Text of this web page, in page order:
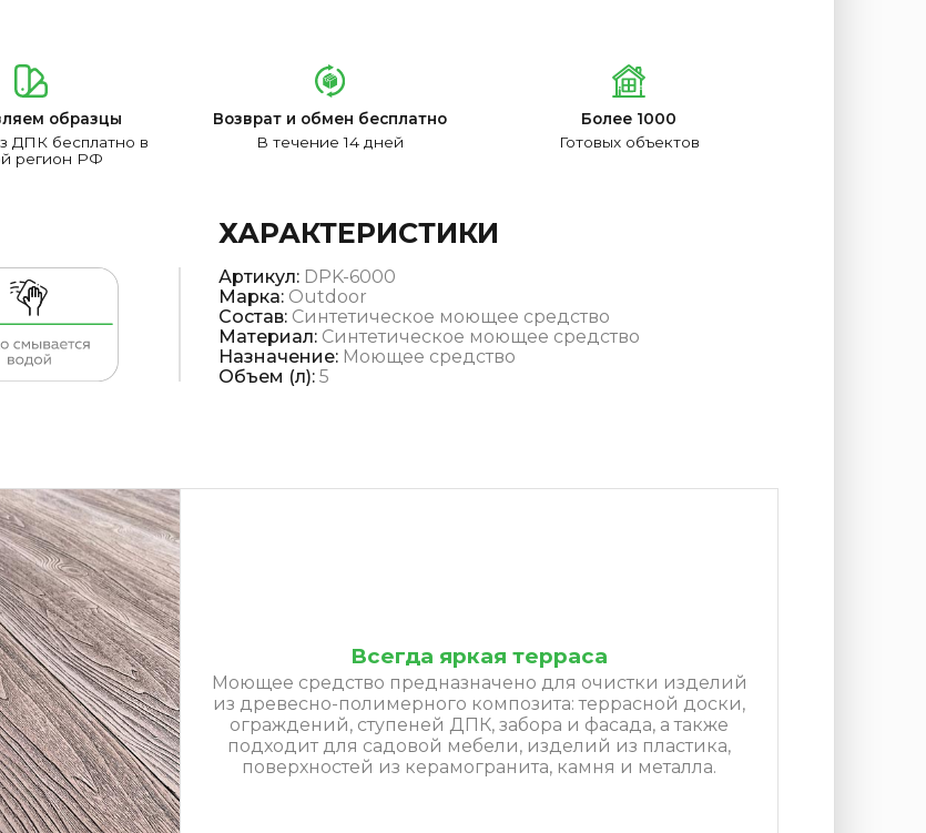
образцы
ДПК бесплатно в
регион РФ
Возврат и обмен бесплатно
В течение 14 дней
Более 1000
Готовых объектов
ХАРАКТЕРИСТИКИ
Артикул: DPK-6000
Марка: Outdoor
Состав: Синтетическое моющее средство
Материал: Синтетическое моющее средство
Назначение: Моющее средство
Объем (л): 5
Всегда яркая терраса
Моющее средство предназначено для очистки изделий
из древесно-полимерного композита: террасной доски,
ограждений, ступеней ДПК, забора и фасада, а также
подходит для садовой мебели, изделий из пластика,
поверхностей из керамогранита, камня и металла.